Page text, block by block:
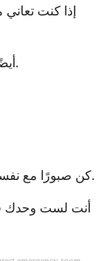
إذا كنت
أيضًا، إذا لاحظت أعراضًا جديدة مثل ألم في الصدر، أو ضيق في التنفس، أو تغيرات كبيرة في الوزن إلى جانب مشاكل النوم، فلا تنتظر. هذه تستدعي تقييمًا طبيًا فوريًا لاستبعاد المضاعفات الخطيرة.
كن صبورًا مع نفسك خلال هذه العملية. لا بأس في طلب المساعدة، والدفاع عن احتياجاتك، وتوقع أن يستمع فريق الرعاية الخاص بك إليك. النوم ليس رفاهية. إنه جزء حيوي من صحتك، وتستحق الدعم في حمايته.
أنت لست وحدك